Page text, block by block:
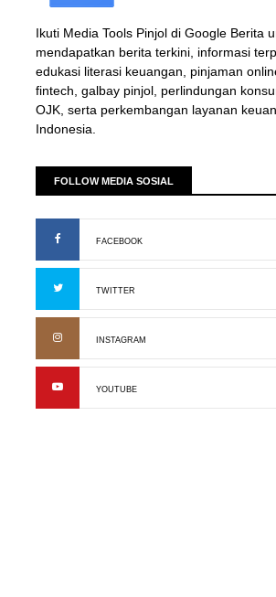
Ikuti Media Tools Pinjol di Google Berita
mendapatkan berita terkini, informasi
edukasi literasi keuangan, pinjaman
fintech, galbay pinjol, perlindungan
OJK, serta perkembangan layanan
Indonesia.
FOLLOW MEDIA SOSIAL
FACEBOOK
TWITTER
INSTAGRAM
YOUTUBE